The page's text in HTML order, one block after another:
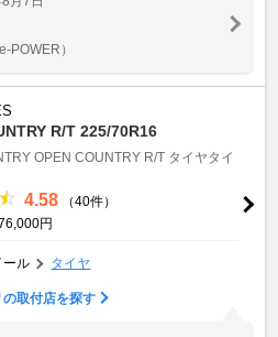
POWER）
R/T 225/70R16
OPEN COUNTRY R/T タイヤタイ
4.58
（40件）
円
ール タイヤ
取付店を探す